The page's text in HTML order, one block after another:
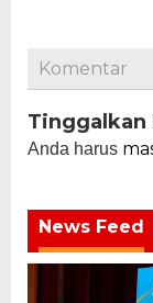
Komentar
Tinggalkan
Anda harus
News Feed